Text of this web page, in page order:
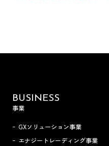
BUSINESS
事業
GXソリューション事業
エナジートレーディング事業